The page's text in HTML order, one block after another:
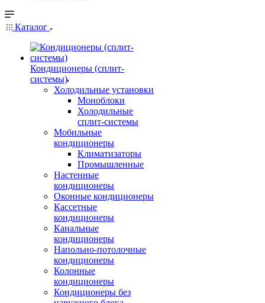
Каталог
Кондиционеры (сплит-
системы)
Холодильные установки
Моноблоки
Холодильные
сплит-системы
Мобильные
кондиционеры
Климатизаторы
Промышленные
Настенные
кондиционеры
Оконные кондиционеры
Кассетные
кондиционеры
Канальные
кондиционеры
Напольно-потолочные
кондиционеры
Колонные
кондиционеры
Кондиционеры без